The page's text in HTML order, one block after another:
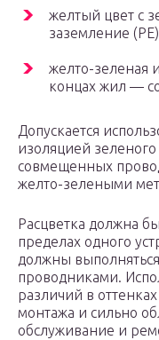
желтый цвет с
заземление
желто-зеленая
концах жил —
Допускается
изоляцией
совмещенных
желто-зелеными
Расцветка должна
пределах одного
должны
проводниками.
различий в
монтажа и сильно
обслуживание и